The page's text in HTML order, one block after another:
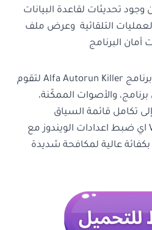
تحديثات لقاعدة البيانات
التلقائية وعرض ملف
البرنامج
قم بالضغط على اعدادات برنامج Alfa Autorun Killer لتقوم
والأصوات الممكّنة،
تكامل قائمة السياق
المسموح به في Windows اي ضبط اعدادات الويندوز مع
عالية لمكافحة شديدة